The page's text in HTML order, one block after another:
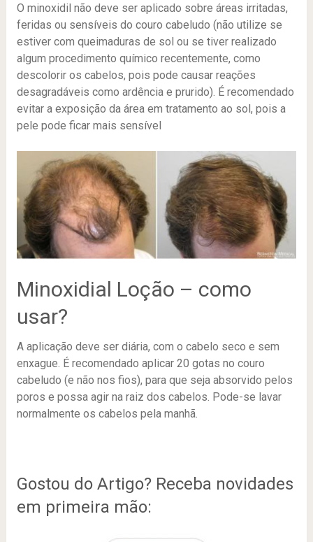
O minoxidil não deve ser aplicado sobre áreas irritadas,
feridas ou sensíveis do couro cabeludo (não utilize se
estiver com queimaduras de sol ou se tiver realizado
algum procedimento químico recentemente, como
descolorir os cabelos, pois pode causar reações
desagradáveis como ardência e prurido). É recomendado
evitar a exposição da área em tratamento ao sol, pois a
pele pode ficar mais sensível
Minoxidial Loção – como
usar?
A aplicação deve ser diária, com o cabelo seco e sem
enxague. É recomendado aplicar 20 gotas no couro
cabeludo (e não nos fios), para que seja absorvido pelos
poros e possa agir na raiz dos cabelos. Pode-se lavar
normalmente os cabelos pela manhã.
Gostou do Artigo? Receba novidades
em primeira mão: